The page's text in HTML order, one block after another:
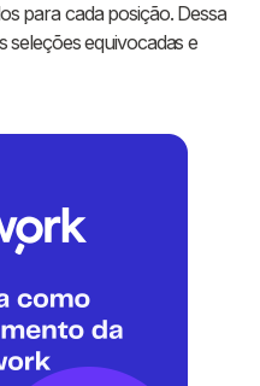
para cada posição. Dessa
seleções equivocadas e